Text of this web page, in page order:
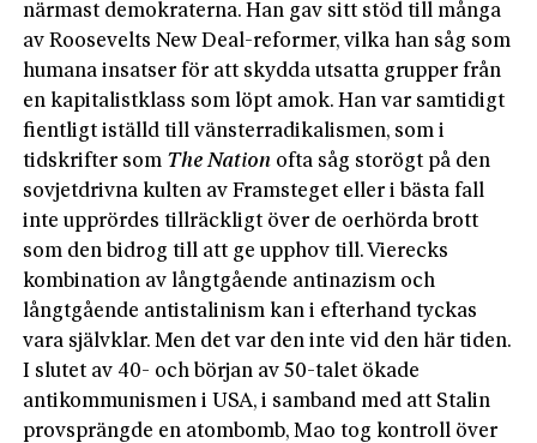
närmast demokraterna. Han gav sitt stöd till många
av Roosevelts New Deal-reformer, vilka han såg som
humana insatser för att skydda utsatta grupper från
en kapitalistklass som löpt amok. Han var samtidigt
fientligt iställd till vänsterradikalismen, som i
tidskrifter som The Nation ofta såg storögt på den
sovjetdrivna kulten av Framsteget eller i bästa fall
inte upprördes tillräckligt över de oerhörda brott
som den bidrog till att ge upphov till. Vierecks
kombination av långtgående antinazism och
långtgående antistalinism kan i efterhand tyckas
vara självklar. Men det var den inte vid den här tiden.
I slutet av 40- och början av 50-talet ökade
antikommunismen i USA, i samband med att Stalin
provsprängde en atombomb, Mao tog kontroll över